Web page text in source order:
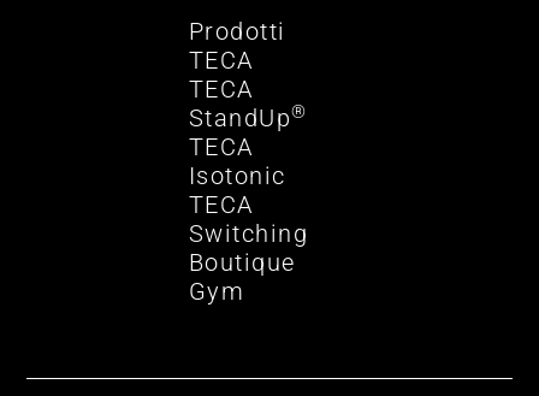
Prodotti
TECA
TECA
StandUp®
TECA
Isotonic
TECA
Switching
Boutique
Gym